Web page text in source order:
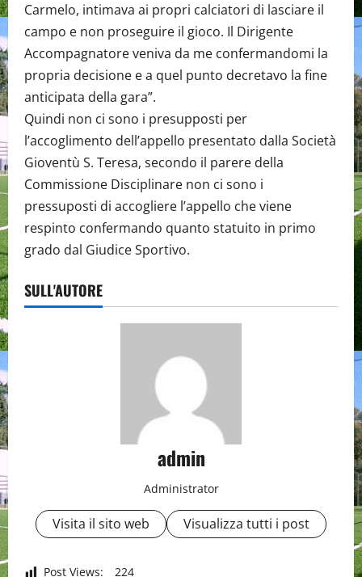
Carmelo, intimava ai propri calciatori di lasciare il
campo e non proseguire il gioco. Il Dirigente
Accompagnatore veniva da me confermandomi la
propria decisione e a quel punto decretavo la fine
anticipata della gara”.
Quindi non ci sono i presupposti per
l’accoglimento dell’appello presentato dalla Società
Gioventù S. Teresa, secondo il parere della
Commissione Disciplinare non ci sono i
pressuposti di accogliere l’appello che viene
respinto confermando quanto statuito in primo
grado dal Giudice Sportivo.
SULL'AUTORE
admin
Administrator
Visita il sito web Visualizza tutti i post
Post Views: 224